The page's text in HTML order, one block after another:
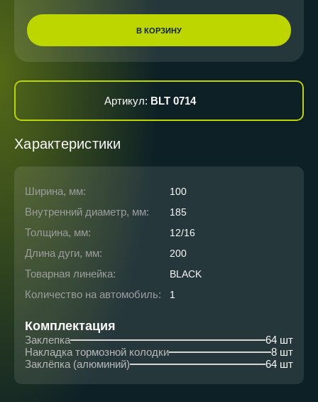
В КОРЗИНУ
Артикул: BLT 0714
Характеристики
Ширина, мм: 100
Внутренний диаметр, мм: 185
Толщина, мм: 12/16
Длина дуги, мм: 200
Товарная линейка: BLACK
Количество на автомобиль: 1
Комплектация
Заклепка
64 шт
Накладка тормозной колодки
8 шт
Заклёпка (алюминий)
64 шт